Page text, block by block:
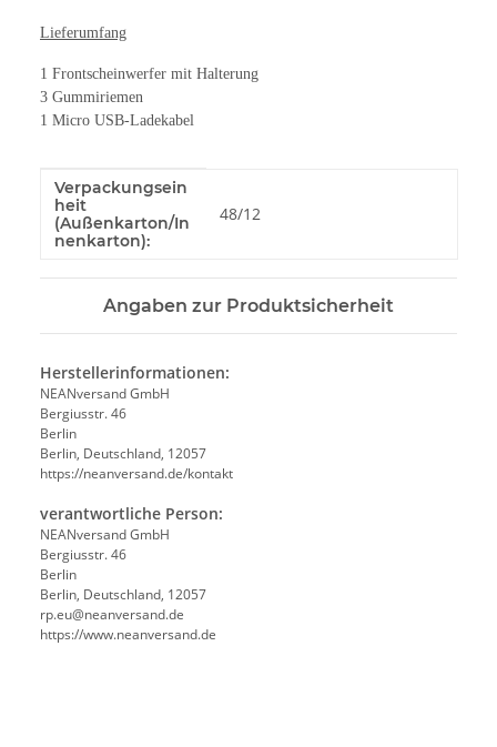
Lieferumfang
1 Frontscheinwerfer mit Halterung
3 Gummiriemen
1 Micro USB-Ladekabel
Produkteigenschaft
Wert
Verpackungsein
heit
(Außenkarton/In
nenkarton):
48/12
Angaben zur Produktsicherheit
Herstellerinformationen:
NEANversand GmbH
Bergiusstr. 46
Berlin
Berlin, Deutschland, 12057
https://neanversand.de/kontakt
verantwortliche Person:
NEANversand GmbH
Bergiusstr. 46
Berlin
Berlin, Deutschland, 12057
ed.dnasrevnaen@ue.pr
https://www.neanversand.de